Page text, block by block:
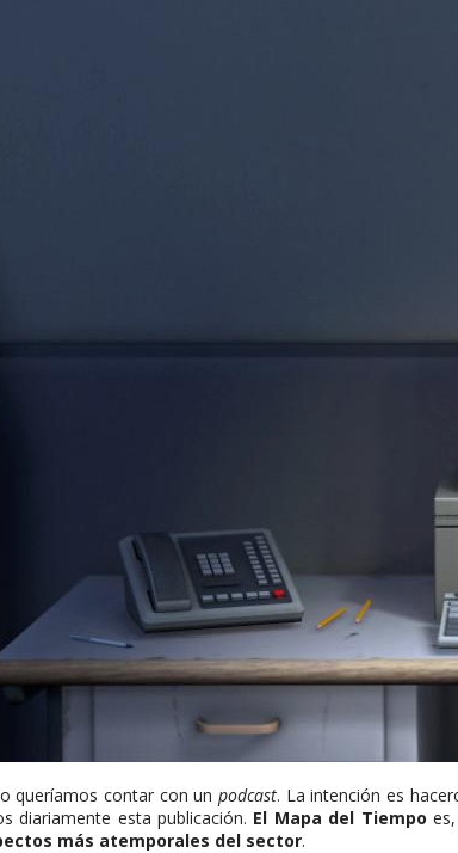
queríamos contar con un podcast. La intención es
diariamente esta publicación. El Mapa del Tiempo
más atemporales del sector.